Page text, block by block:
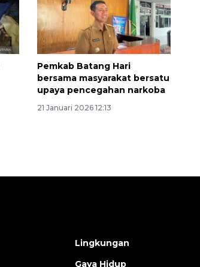
Pemkab Batang Hari
bersama masyarakat bersatu
upaya pencegahan narkoba
21 Januari 2026 12:13
Lingkungan
Gaya Hidup